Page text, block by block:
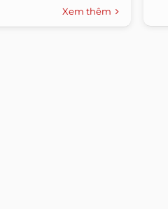
Xem thêm